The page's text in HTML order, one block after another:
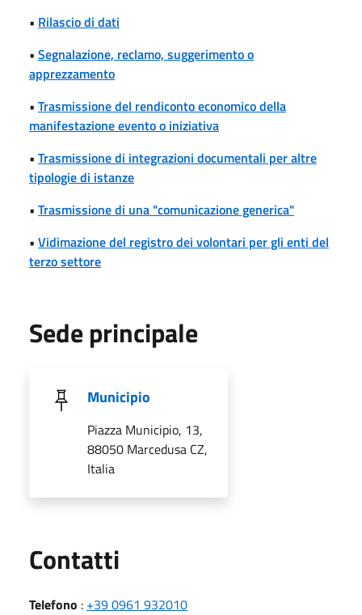
• Rilascio di dati
• Segnalazione, reclamo, suggerimento o
apprezzamento
• Trasmissione del rendiconto economico della
manifestazione evento o iniziativa
• Trasmissione di integrazioni documentali per altre
tipologie di istanze
• Trasmissione di una "comunicazione generica"
• Vidimazione del registro dei volontari per gli enti del
terzo settore
Sede principale
Municipio
Piazza Municipio, 13,
88050 Marcedusa CZ,
Italia
Contatti
Telefono : +39 0961 932010